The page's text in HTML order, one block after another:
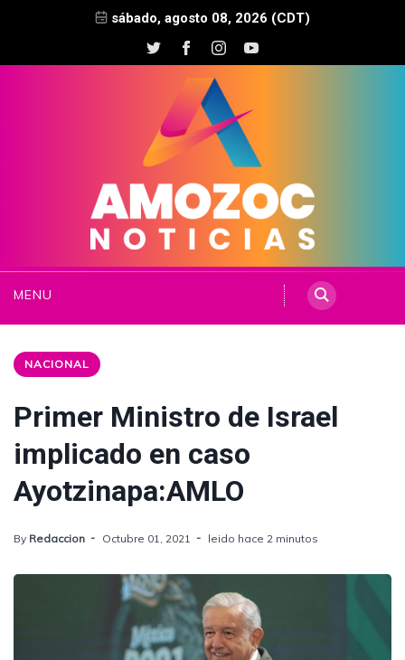
sábado, agosto 08, 2026 (CDT)
MENU
NACIONAL
Primer Ministro de Israel
implicado en caso
Ayotzinapa:AMLO
By Redaccion Octubre 01, 2021 leido hace 2 minutos